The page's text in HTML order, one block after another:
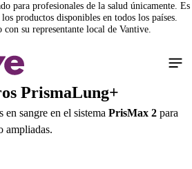
para profesionales de la salud únicamente. Es
productos disponibles en todos los países.
con su representante local de Vantive.
PrismaLung+
sangre en el sistema PrisMax 2 para
ampliadas.